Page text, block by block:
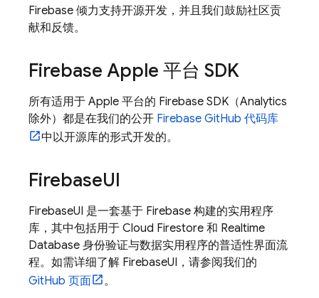
Firebase 倾力支持开源开发，并且我们鼓励社区贡
献和反馈。
Firebase Apple 平台 SDK
所有适用于 Apple 平台的 Firebase SDK（Analytics
除外）都是在我们的公开 Firebase GitHub 代码库
中以开源库的形式开发的。
FirebaseUI
FirebaseUI 是一套基于 Firebase 构建的实用程序
库，其中包括用于 Cloud Firestore 和 Realtime
Database 身份验证与数据实用程序的普适性界面流
程。如需详细了解 FirebaseUI，请参阅我们的
GitHub 页面
。